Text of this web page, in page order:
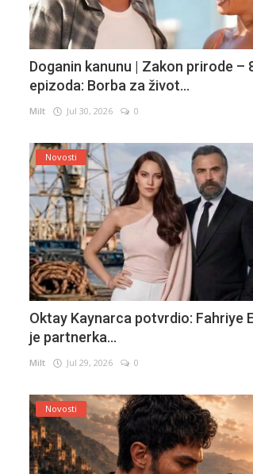
Doganin kanunu | Zakon prirode –
epizoda: Borba za život...
Milt Jul 30, 2026 0
Novosti
Oktay Kaynarca potvrdio: Fahriye
je partnerka...
Milt Jul 29, 2026 0
Novosti